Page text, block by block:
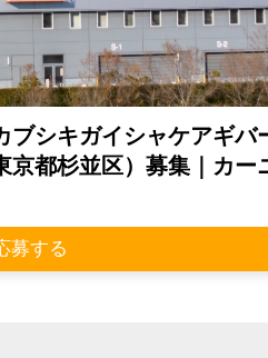
シキガイシャケアギバ
都杉並区）募集｜カー
募する